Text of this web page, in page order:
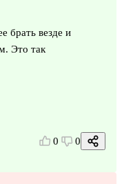
брать везде и
Это так
0 0